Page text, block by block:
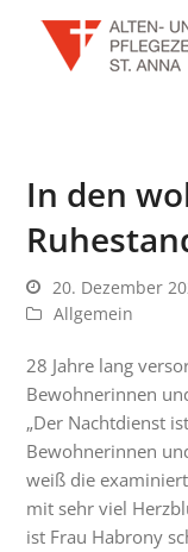
In den
20. Dezember
Allgemein
28 Jahre lang
Bewohnerinnen
„Der Nachtdienst
Bewohnerinnen
weiß die
mit sehr viel
ist Frau Habrony